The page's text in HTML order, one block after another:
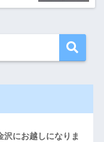
にお越しになりま